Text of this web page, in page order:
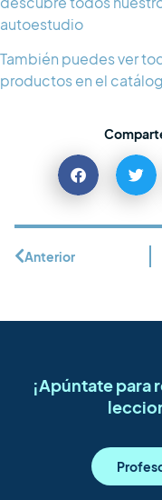
autoestudio
También puedes ver
productos en el
Anterior
¡Apúntate para